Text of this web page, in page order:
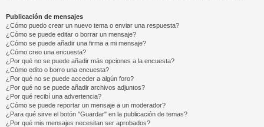
Publicación de mensajes
¿Cómo puedo crear un nuevo tema o enviar una respuesta?
¿Cómo se puede editar o borrar un mensaje?
¿Cómo se puede añadir una firma a mi mensaje?
¿Cómo creo una encuesta?
¿Por qué no se puede añadir más opciones a la encuesta?
¿Cómo edito o borro una encuesta?
¿Por qué no se puede acceder a algún foro?
¿Por qué no se puede añadir archivos adjuntos?
¿Por qué recibí una advertencia?
¿Cómo se puede reportar un mensaje a un moderador?
¿Para qué sirve el botón "Guardar" en la publicación de temas?
¿Por qué mis mensajes necesitan ser aprobados?